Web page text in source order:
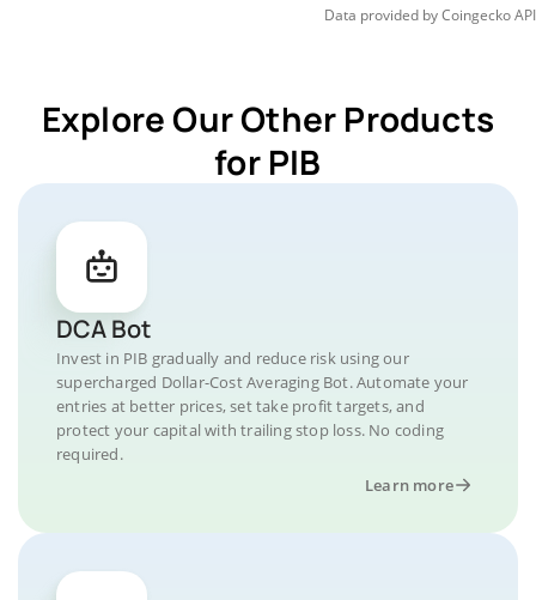
Data provided byCoingeckoAPI
Explore Our Other Products
for PIB
DCA Bot
Invest in PIB gradually and reduce risk using our
supercharged Dollar-Cost Averaging Bot. Automate your
entries at better prices, set take profit targets, and
protect your capital with trailing stop loss. No coding
required.
Learn more